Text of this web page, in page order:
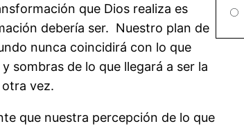
que Dios realiza es
debería ser. Nuestro plan de
nunca coincidirá con lo que
sombras de lo que llegará a ser la
otra vez.
que nuestra percepción de lo que